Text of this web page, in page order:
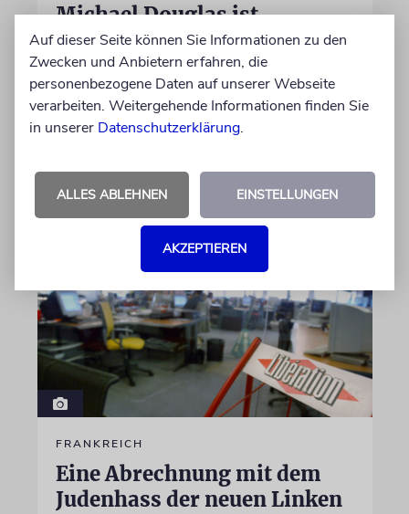
Michael Douglas ist
Ehrenbotschafter Mallorcas
Der Hollywood-Star mit jüdischem
Familienhintergrund wird für seine enge
Verbindung zu der spanischen Insel und sein
Engagement für deren kulturelles Erbe geehrt
06.08.2026
FRANKREICH
Eine Abrechnung mit dem
Judenhass der neuen Linken
Auf dieser Seite können Sie Informationen zu den
Zwecken und Anbietern erfahren, die
personenbezogene Daten auf unserer Webseite
verarbeiten. Weitergehende Informationen finden Sie
in unserer Datenschutzerklärung.
ALLES ABLEHNEN EINSTELLUNGEN
AKZEPTIEREN